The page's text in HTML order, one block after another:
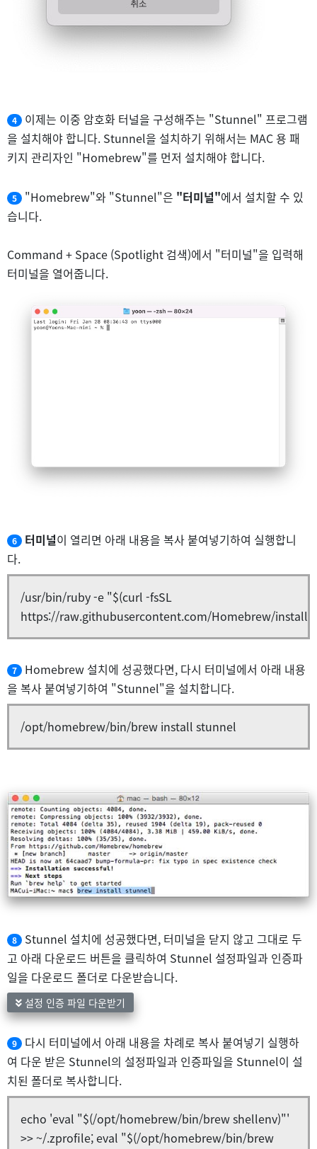
4
이제는 이중 암호화 터널을 구성해주는 "Stunnel" 프로그램
을 설치해야 합니다. Stunnel을 설치하기 위해서는 MAC 용 패
키지 관리자인 "Homebrew"를 먼저 설치해야 합니다.
5 "Homebrew"와 "Stunnel"은 "터미널"에서 설치할 수 있
습니다.
Command + Space (Spotlight 검색)에서 "터미널"을 입력해
터미널을 열어줍니다.
6 터미널이 열리면 아래 내용을 복사 붙여넣기하여 실행합니
다.
/usr/bin/ruby -e "$(curl -fsSL
https://raw.githubusercontent.com/Homebrew/
7
Homebrew 설치에 성공했다면, 다시 터미널에서 아래 내용
을 복사 붙여넣기하여 "Stunnel"을 설치합니다.
/opt/homebrew/bin/brew install stunnel
8
Stunnel 설치에 성공했다면, 터미널을 닫지 않고 그대로 두
고 아래 다운로드 버튼을 클릭하여 Stunnel 설정파일과 인증파
일을 다운로드 폴더로 다운받습니다.
설정 인증 파일 다운받기
9
다시 터미널에서 아래 내용을 차례로 복사 붙여넣기 실행하
여 다운 받은 Stunnel의 설정파일과 인증파일을 Stunnel이 설
치된 폴더로 복사합니다.
echo 'eval "$(/opt/homebrew/bin/brew shellenv)"'
>> ~/.zprofile; eval "$(/opt/homebrew/bin/brew